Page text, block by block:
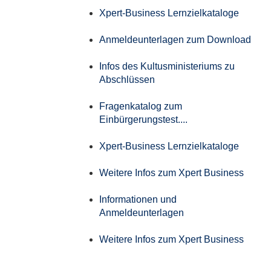
Xpert-Business Lernzielkataloge
Anmeldeunterlagen zum Download
Infos des Kultusministeriums zu
Abschlüssen
Fragenkatalog zum
Einbürgerungstest....
Xpert-Business Lernzielkataloge
Weitere Infos zum Xpert Business
Informationen und
Anmeldeunterlagen
Weitere Infos zum Xpert Business